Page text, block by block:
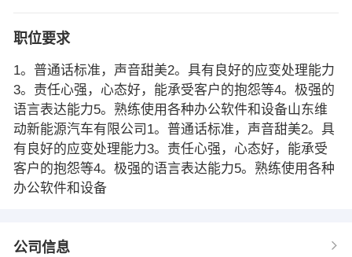
职位要求
1。普通话标准，声音甜美2。具有良好的应变处理能力
3。责任心强，心态好，能承受客户的抱怨等4。极强的
语言表达能力5。熟练使用各种办公软件和设备山东维
动新能源汽车有限公司1。普通话标准，声音甜美2。具
有良好的应变处理能力3。责任心强，心态好，能承受
客户的抱怨等4。极强的语言表达能力5。熟练使用各种
办公软件和设备
公司信息